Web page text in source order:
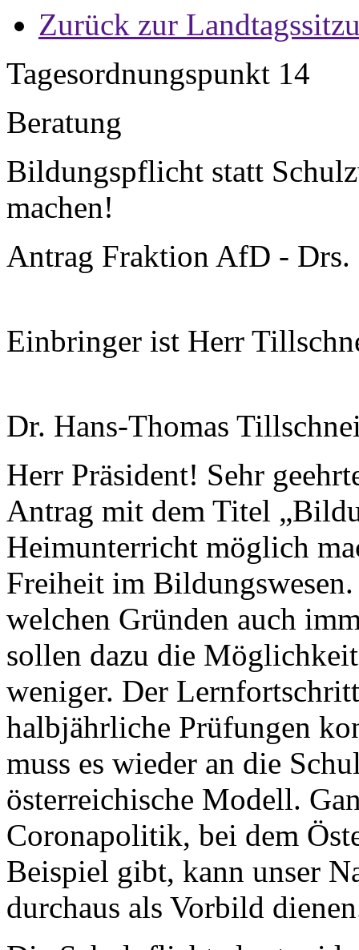
Zurück zur
Tagesordnungspunkt 14
Beratung
Bildungspflicht statt
machen!
Antrag Fraktion AfD - Drs.
Einbringer ist Herr
Dr. Hans-Thomas
Herr Präsident! Sehr
Antrag mit dem Titel
Heimunterricht möglich
Freiheit im
welchen Gründen auch
sollen dazu die
weniger. Der
halbjährliche Prüfungen
muss es wieder an die
österreichische Modell.
Coronapolitik, bei dem
Beispiel gibt, kann unser
durchaus als Vorbild